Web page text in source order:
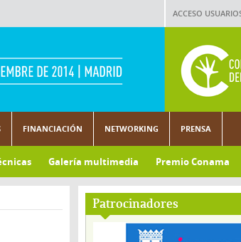
ACCESO
FINANCIACIÓN NETWORKING PRENSA
Galería multimedia Premio Conama
Patrocinadores